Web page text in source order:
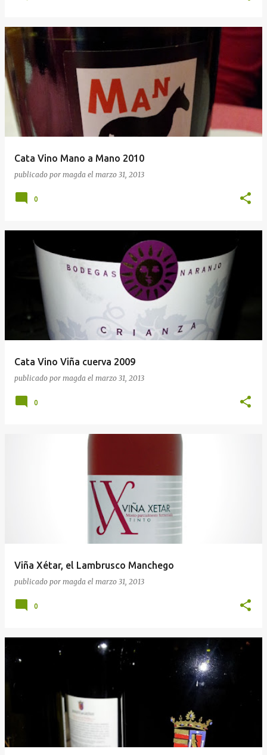
Cata Vino Mano a Mano 2010
publicado por magda el marzo 31, 2013
0
Cata Vino Viña cuerva 2009
publicado por magda el marzo 31, 2013
0
Viña Xétar, el Lambrusco Manchego
publicado por magda el marzo 31, 2013
0